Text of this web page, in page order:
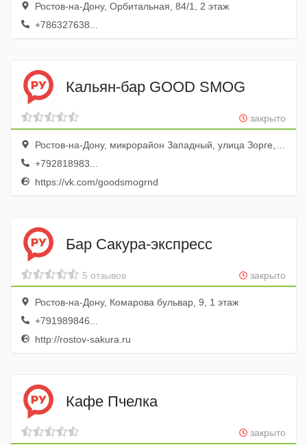
Ростов-на-Дону, Орбитальная, 84/1, 2 этаж
+786327638...
Кальян-бар GOOD SMOG
закрыто
Ростов-на-Дону, микрорайон Западный, улица Зорге, 33, 4 этаж; центр Талер
+792818983...
https://vk.com/goodsmogrnd
Бар Сакура-экспресс
закрыто
5 отзывов
Ростов-на-Дону, Комарова бульвар, 9, 1 этаж
+791989846...
http://rostov-sakura.ru
Кафе Пчелка
закрыто